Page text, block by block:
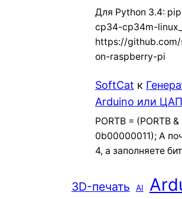
Для Python 3.4:
cp34-cp34m-
https://
on-raspberry-pi
SoftCat к
Arduino или
PORTB = (PORTB
0b00000011); А
4, а заполняете
3D-печать AI